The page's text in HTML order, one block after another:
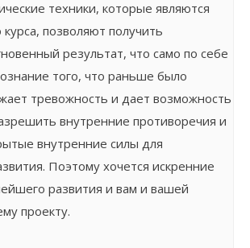
техники, которые являются
позволяют получить
результат, что само по себе
того, что раньше было
тревожность и дает возможность
внутренние противоречия и
внутренние силы для
Поэтому хочется искренние
развития и вам и вашей
проекту.